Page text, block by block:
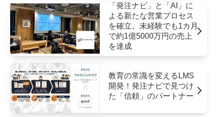
「発注ナビ」と「AI」に
よる新たな営業プロセス
を確立。未経験でも1カ月
で約1億5000万円の売上
を達成
教育の常識を変えるLMS
開発！発注ナビで見つけ
た「信頼」のパートナー